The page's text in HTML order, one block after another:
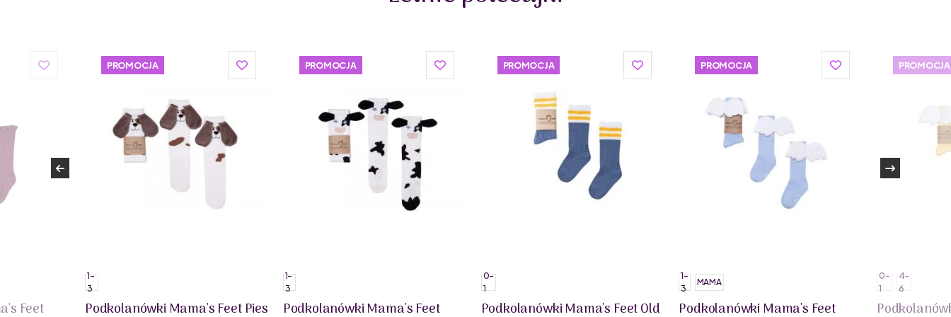
Skład: 78% bawełna, 19% poliamid, 3% elastan
Feet
PROMOCJA
1-
3
Podkolanówki Mama's Feet Pies
PROMOCJA
1-
3
Podkolanówki Mama's Feet
PROMOCJA
0-
1
Podkolanówki Mama's Feet Old
PROMOCJA
1-
3
MAMA
Podkolanówki Mama's Feet
PROMOCJA
0-
1
4-
6